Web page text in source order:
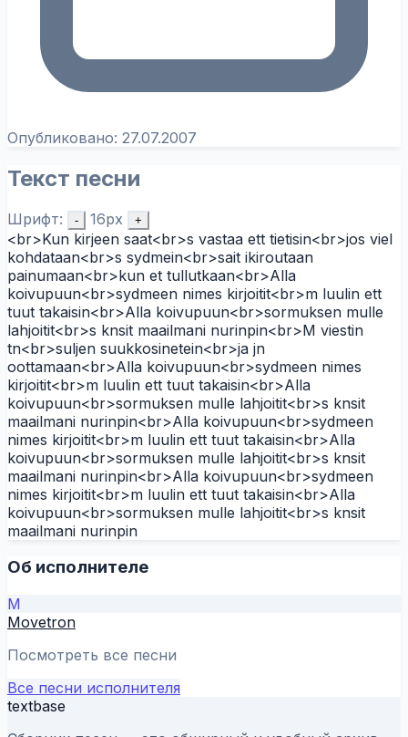
Опубликовано: 27.07.2007
Текст песни
Шрифт: - 16px +
<br>Kun kirjeen saat<br>s vastaa ett tietisin<br>jos viel
kohdataan<br>s sydmein<br>sait ikiroutaan
painumaan<br>kun et tullutkaan<br>Alla
koivupuun<br>sydmeen nimes kirjoitit<br>m luulin ett
tuut takaisin<br>Alla koivupuun<br>sormuksen mulle
lahjoitit<br>s knsit maailmani nurinpin<br>M viestin
tn<br>suljen suukkosinetein<br>ja jn
oottamaan<br>Alla koivupuun<br>sydmeen nimes
kirjoitit<br>m luulin ett tuut takaisin<br>Alla
koivupuun<br>sormuksen mulle lahjoitit<br>s knsit
maailmani nurinpin<br>Alla koivupuun<br>sydmeen
nimes kirjoitit<br>m luulin ett tuut takaisin<br>Alla
koivupuun<br>sormuksen mulle lahjoitit<br>s knsit
maailmani nurinpin<br>Alla koivupuun<br>sydmeen
nimes kirjoitit<br>m luulin ett tuut takaisin<br>Alla
koivupuun<br>sormuksen mulle lahjoitit<br>s knsit
maailmani nurinpin
Об исполнителе
M
Movetron
Посмотреть все песни
Все песни исполнителя
textbase